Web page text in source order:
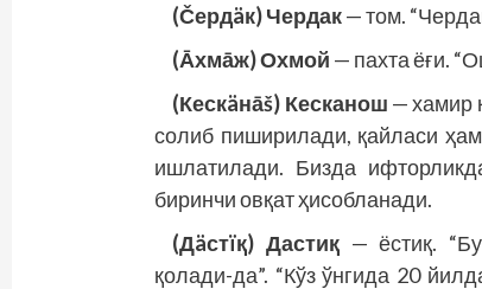
(Čердäк) Чердак— том.
(Āхмāж) Охмой — пахта ёғи.
(Кескäнāš) Кесканош — хамир
солиб пиширилади, қайласи
ишлатилади. Бизда
биринчи овқат ҳисобланади.
(Дäстïқ) Дастиқ — ёстиқ.
қолади-да”. “Кўз ўнгида 20